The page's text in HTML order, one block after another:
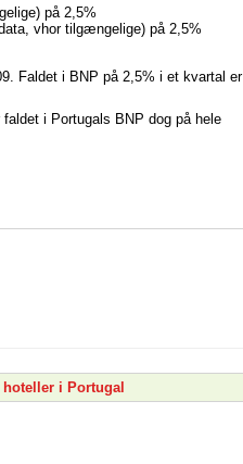
på 2,5%
vhor tilgængelige) på 2,5%
Faldet i BNP på 2,5% i et kvartal er
i Portugals BNP dog på hele
i Portugal